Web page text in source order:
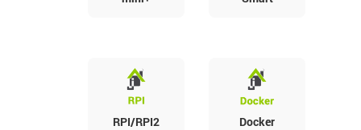
RPI/RPI2 Docker